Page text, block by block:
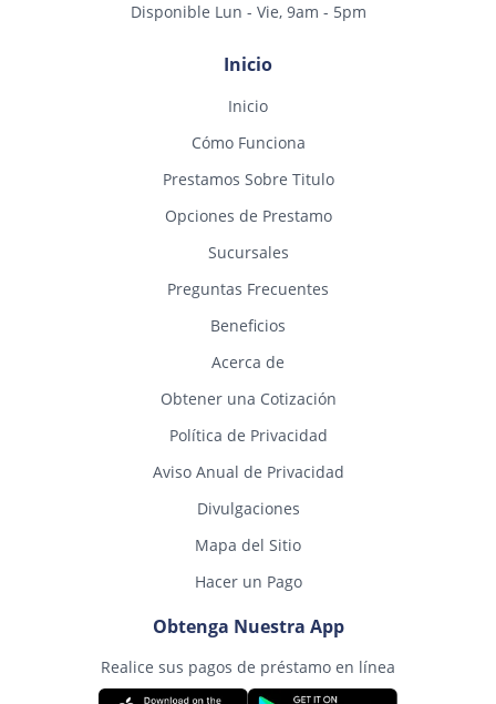
Disponible Lun - Vie, 9am - 5pm
Inicio
Inicio
Cómo Funciona
Prestamos Sobre Titulo
Opciones de Prestamo
Sucursales
Preguntas Frecuentes
Beneficios
Acerca de
Obtener una Cotización
Política de Privacidad
Aviso Anual de Privacidad
Divulgaciones
Mapa del Sitio
Hacer un Pago
Obtenga Nuestra App
Realice sus pagos de préstamo en línea